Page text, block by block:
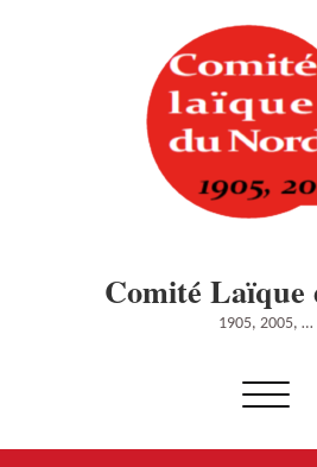
Comité
1905, 2005, …